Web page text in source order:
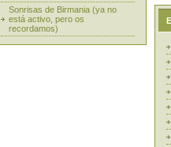
Sonrisas de Birmania (ya no
está activo, pero os
recordamos)